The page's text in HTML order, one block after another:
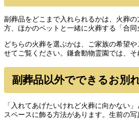
副葬品をどこまで入れられるかは、火葬
方、ほかのペットと一緒に火葬する「合
どちらの火葬を選ぶかは、ご家族の希望
せてご覧ください。鎌倉動物霊園では、
副葬品以外でできるお別
「入れてあげたいけれど火葬に向かない
スペースに飾る方法があります。生前の